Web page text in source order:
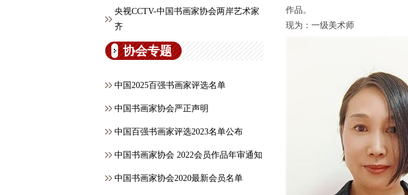
央视CCTV-中国书画家协会两岸艺术家
齐
协会专题
中国2025百强书画家评选名单
中国书画家协会严正声明
中国百强书画家评选2023名单公布
中国书画家协会 2022会员作品年审通知
中国书画家协会2020最新会员名单
作品。
现为：一级美术师